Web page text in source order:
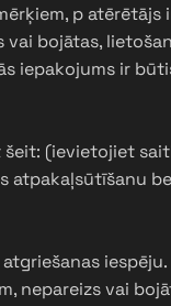
p
bojātas,
iepakojums ir
(ievietojiet
nepareizs vai